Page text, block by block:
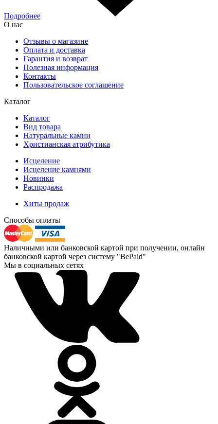
Подробнее
О нас
Отзывы о магазине
Оплата и доставка
Гарантия и возврат
Полезная информация
Контакты
Пользовательское соглашение
Каталог
Каталог
Вид товара
Натуральные камни
Христианская атрибутика
Исцеление
Исцеление камнями
Новинки
Распродажа
Хиты продаж
Способы оплаты
Наличными или банковской картой при получении, онлайн
банковской картой через систему "BePaid"
Мы в социальных сетях